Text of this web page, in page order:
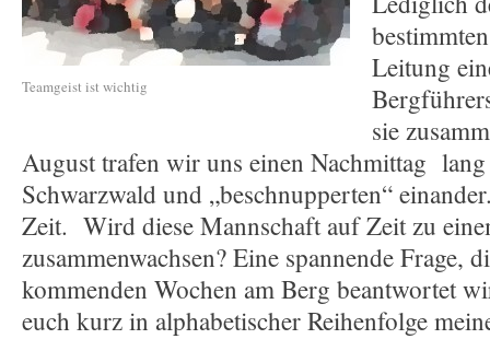
Teamgeist ist wichtig
Leitung
sie
August trafen wir uns einen Nachmittag
Schwarzwald und „beschnupperten“
Zeit. Wird diese Mannschaft auf Zeit zu
zusammenwachsen? Eine spannende Frage,
kommenden Wochen am Berg beantwortet
euch kurz in alphabetischer Reihenfolge